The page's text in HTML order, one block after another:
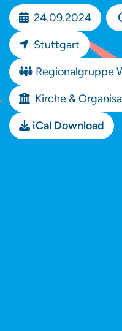
24.09.2024
Stuttgart
Regionalgruppe
Kirche &
iCal Download